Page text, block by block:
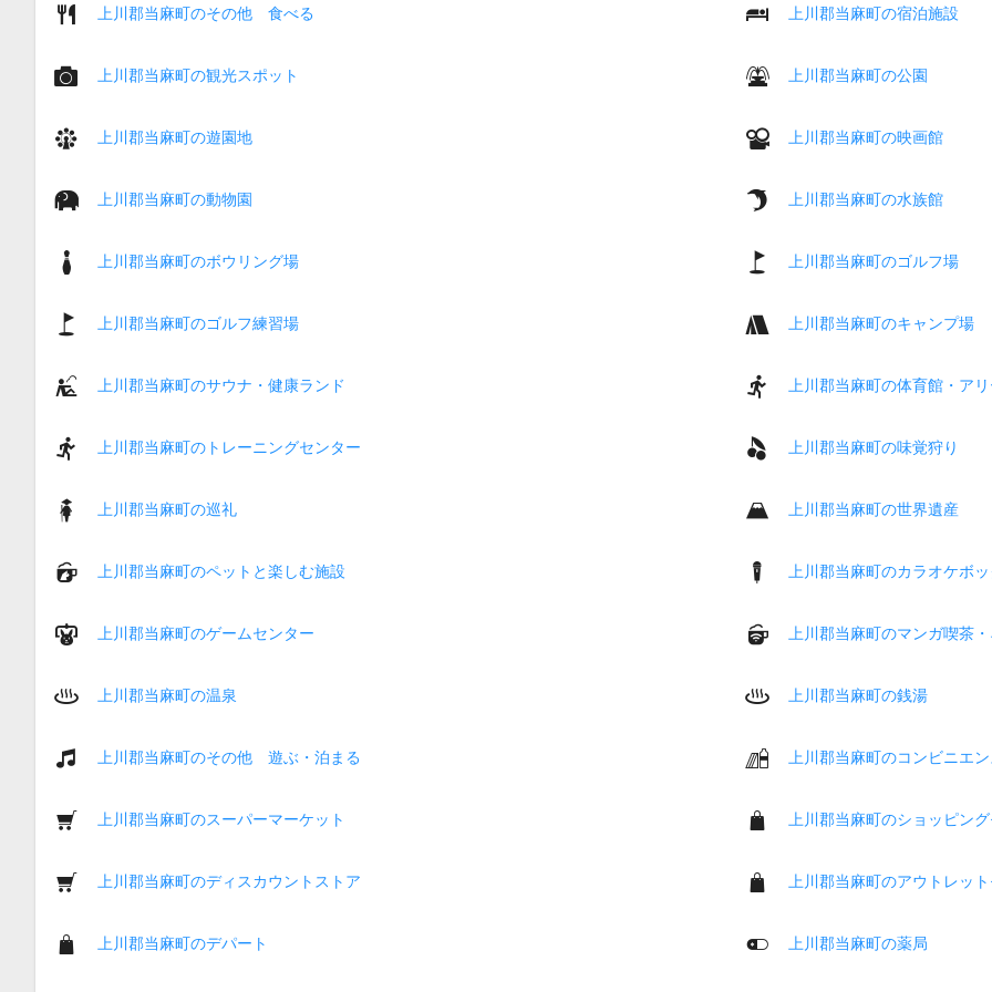
上川郡当麻町のその他 食べる 上川郡当麻町の宿泊施設
上川郡当麻町の観光スポット 上川郡当麻町の公園
上川郡当麻町の遊園地 上川郡当麻町の映画館
上川郡当麻町の動物園 上川郡当麻町の水族館
上川郡当麻町のボウリング場 上川郡当麻町のゴルフ場
上川郡当麻町のゴルフ練習場 上川郡当麻町のキャンプ場
上川郡当麻町のサウナ・健康ランド 上川郡当麻町の体育館・ア
上川郡当麻町のトレーニングセンター 上川郡当麻町の味覚狩り
上川郡当麻町の巡礼 上川郡当麻町の世界遺産
上川郡当麻町のペットと楽しむ施設 上川郡当麻町のカラオケボ
上川郡当麻町のゲームセンター 上川郡当麻町のマンガ喫茶
上川郡当麻町の温泉 上川郡当麻町の銭湯
上川郡当麻町のその他 遊ぶ・泊まる 上川郡当麻町のコンビニエ
上川郡当麻町のスーパーマーケット 上川郡当麻町のショッピン
上川郡当麻町のディスカウントストア 上川郡当麻町のアウトレッ
上川郡当麻町のデパート 上川郡当麻町の薬局